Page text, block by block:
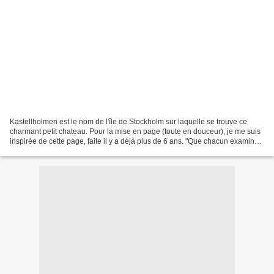
Kastellholmen est le nom de l'île de Stockholm sur laquelle se trouve ce
charmant petit chateau. Pour la mise en page (toute en douceur), je me suis
inspirée de cette page, faite il y a déjà plus de 6 ans. "Que chacun examine